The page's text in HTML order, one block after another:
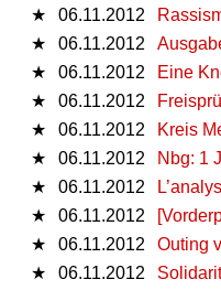
★
06.11.2012
★
06.11.2012
★
06.11.2012
Eine
★
06.11.2012
★
06.11.2012
Kreis
★
06.11.2012
Nbg: 1
★
06.11.2012
★
06.11.2012
★
06.11.2012
Outing
★
06.11.2012